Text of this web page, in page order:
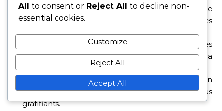
rapportent plus de points de jalon, comme
participer à des batailles ou collecter des
ressources.
Utilisez les réseaux sociaux pour rester informé des
stratégies d’événements et des conseils de la
communauté.
Suivez vos progrès et ajustez votre stratégie en
fonction des jalons que vous trouvez les plus
gratifiants.
All to consent or Reject All to decline non-
essential cookies.
Customize
Reject All
Accept All